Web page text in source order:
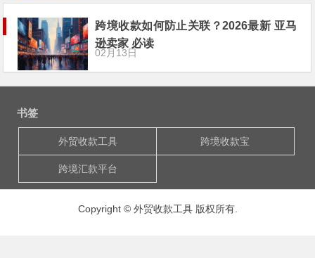
跨境收款如何防止关联？2026最新 亚马
逊卖家 必读
02月13日
书签
外贸收款工具 跨境收款宝
跨境汇款平台
Copyright © 外贸收款工具 版权所有.